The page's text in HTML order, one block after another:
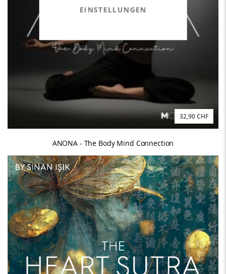
EINSTELLUNGEN
32,90 CHF
ANONA - The Body Mind Connection